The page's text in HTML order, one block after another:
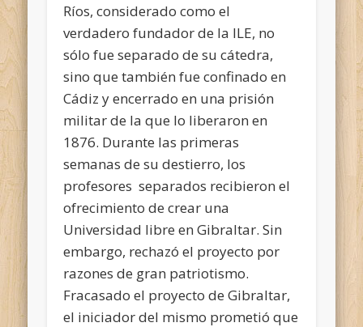
Ríos, considerado como el
verdadero fundador de la ILE, no
sólo fue separado de su cátedra,
sino que también fue confinado en
Cádiz y encerrado en una prisión
militar de la que lo liberaron en
1876. Durante las primeras
semanas de su destierro, los
profesores separados recibieron el
ofrecimiento de crear una
Universidad libre en Gibraltar. Sin
embargo, rechazó el proyecto por
razones de gran patriotismo.
Fracasado el proyecto de Gibraltar,
el iniciador del mismo prometió que